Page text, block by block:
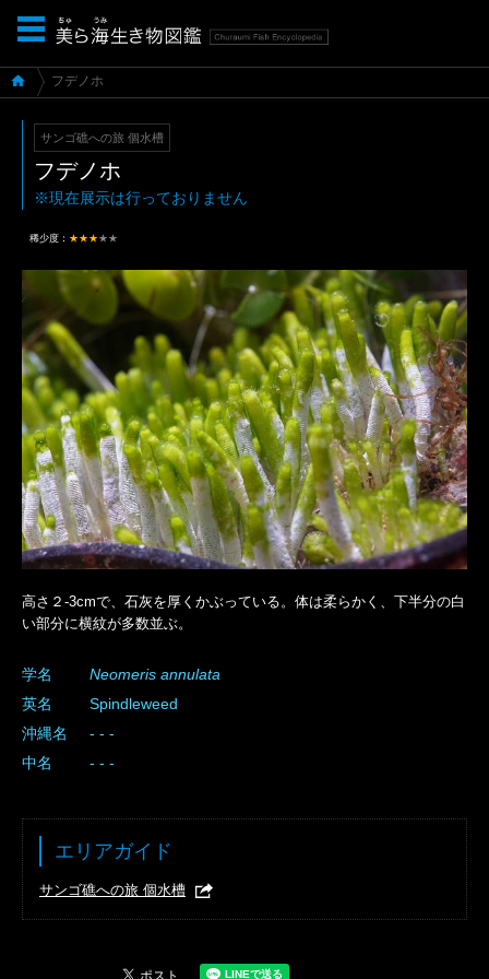
フデノホ
サンゴ礁への旅 個水槽
フデノホ
※現在展示は行っておりません
稀少度： ★★★ ★★
高さ２-3cmで、石灰を厚くかぶっている。体は柔らかく、下半分の白
い部分に横紋が多数並ぶ。
学名 Neomeris annulata
英名
Spindleweed
沖縄名
- - -
中名
- - -
エリアガイド
サンゴ礁への旅 個水槽